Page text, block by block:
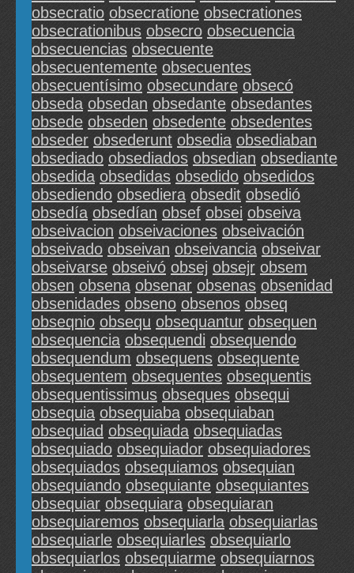
obsecratio obsecratione obsecrationes
obsecrationibus obsecro obsecuencia
obsecuencias obsecuente
obsecuentemente obsecuentes
obsecuentísimo obsecundare obsecó
obseda obsedan obsedante obsedantes
obsede obseden obsedente obsedentes
obseder obsederunt obsedia obsediaban
obsediado obsediados obsedian obsediante
obsedida obsedidas obsedido obsedidos
obsediendo obsediera obsedit obsedió
obsedía obsedían obsef obsei obseiva
obseivacion obseivaciones obseivación
obseivado obseivan obseivancia obseivar
obseivarse obseivó obsej obsejr obsem
obsen obsena obsenar obsenas obsenidad
obsenidades obseno obsenos obseq
obseqnio obsequ obsequantur obsequen
obsequencia obsequendi obsequendo
obsequendum obsequens obsequente
obsequentem obsequentes obsequentis
obsequentissimus obseques obsequi
obsequia obsequiaba obsequiaban
obsequiad obsequiada obsequiadas
obsequiado obsequiador obsequiadores
obsequiados obsequiamos obsequian
obsequiando obsequiante obsequiantes
obsequiar obsequiara obsequiaran
obsequiaremos obsequiarla obsequiarlas
obsequiarle obsequiarles obsequiarlo
obsequiarlos obsequiarme obsequiarnos